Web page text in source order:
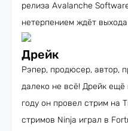
релиза Avalanche
нетерпением ждёт
Дрейк
Рэпер, продюсер, автор,
далеко не всё! Дрейк
году он провел стрим на
стримов Ninja играл в